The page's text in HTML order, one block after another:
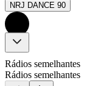
NRJ DANCE 90
Rádios semelhantes
Rádios semelhantes